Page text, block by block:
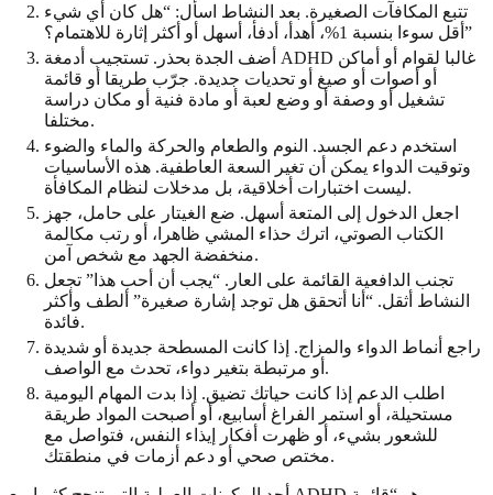
تتبع المكافآت الصغيرة. بعد النشاط اسأل: “هل كان أي شيء
أقل سوءا بنسبة 1%، أهدأ، أدفأ، أسهل أو أكثر إثارة للاهتمام؟”
أضف الجدة بحذر. تستجيب أدمغة ADHD غالبا لقوام أو أماكن
أو أصوات أو صيغ أو تحديات جديدة. جرّب طريقا أو قائمة
تشغيل أو وصفة أو وضع لعبة أو مادة فنية أو مكان دراسة
مختلفا.
استخدم دعم الجسد. النوم والطعام والحركة والماء والضوء
وتوقيت الدواء يمكن أن تغير السعة العاطفية. هذه الأساسيات
ليست اختبارات أخلاقية، بل مدخلات لنظام المكافأة.
اجعل الدخول إلى المتعة أسهل. ضع الغيتار على حامل، جهز
الكتاب الصوتي، اترك حذاء المشي ظاهرا، أو رتب مكالمة
منخفضة الجهد مع شخص آمن.
تجنب الدافعية القائمة على العار. “يجب أن أحب هذا” تجعل
النشاط أثقل. “أنا أتحقق هل توجد إشارة صغيرة” ألطف وأكثر
فائدة.
راجع أنماط الدواء والمزاج. إذا كانت المسطحة جديدة أو شديدة
أو مرتبطة بتغير دواء، تحدث مع الواصف.
اطلب الدعم إذا كانت حياتك تضيق. إذا بدت المهام اليومية
مستحيلة، أو استمر الفراغ أسابيع، أو أصبحت المواد طريقة
للشعور بشيء، أو ظهرت أفكار إيذاء النفس، فتواصل مع
مختص صحي أو دعم أزمات في منطقتك.